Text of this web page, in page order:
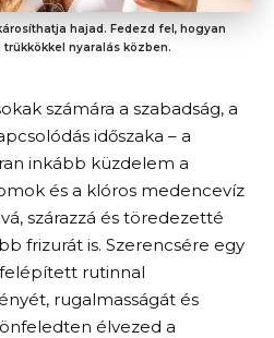
hajad. Fedezd fel, hogyan
nyaralás közben.
számára a szabadság, a
időszaka – a
inkább küzdelem a
és a klóros medencevíz
szárazzá és töredezetté
frizurát is. Szerencsére egy
felépített rutinnal
rugalmasságát és
élvezed a